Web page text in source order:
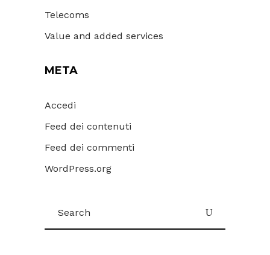
Telecoms
Value and added services
META
Accedi
Feed dei contenuti
Feed dei commenti
WordPress.org
for: